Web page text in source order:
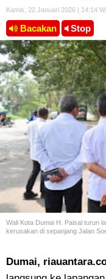
Kamis, 22 Januari 2026 | 14:14
Bacakan Stop
Wali Kota Dumai H. Paisal turun
kerusakan di sepanjang Jalan
Dumai,